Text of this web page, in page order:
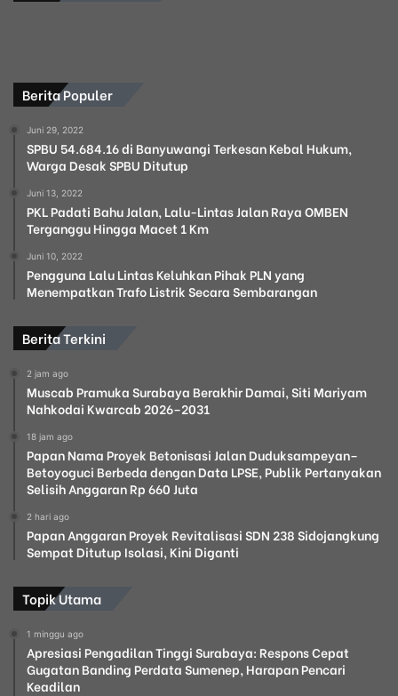
Berita Populer
Juni 29, 2022
SPBU 54.684.16 di Banyuwangi Terkesan Kebal Hukum,
Warga Desak SPBU Ditutup
Juni 13, 2022
PKL Padati Bahu Jalan, Lalu-Lintas Jalan Raya OMBEN
Terganggu Hingga Macet 1 Km
Juni 10, 2022
Pengguna Lalu Lintas Keluhkan Pihak PLN yang
Menempatkan Trafo Listrik Secara Sembarangan
Berita Terkini
2 jam ago
Muscab Pramuka Surabaya Berakhir Damai, Siti Mariyam
Nahkodai Kwarcab 2026–2031
18 jam ago
Papan Nama Proyek Betonisasi Jalan Duduksampeyan–
Betoyoguci Berbeda dengan Data LPSE, Publik Pertanyakan
Selisih Anggaran Rp 660 Juta
2 hari ago
Papan Anggaran Proyek Revitalisasi SDN 238 Sidojangkung
Sempat Ditutup Isolasi, Kini Diganti
Topik Utama
1 minggu ago
Apresiasi Pengadilan Tinggi Surabaya: Respons Cepat
Gugatan Banding Perdata Sumenep, Harapan Pencari
Keadilan